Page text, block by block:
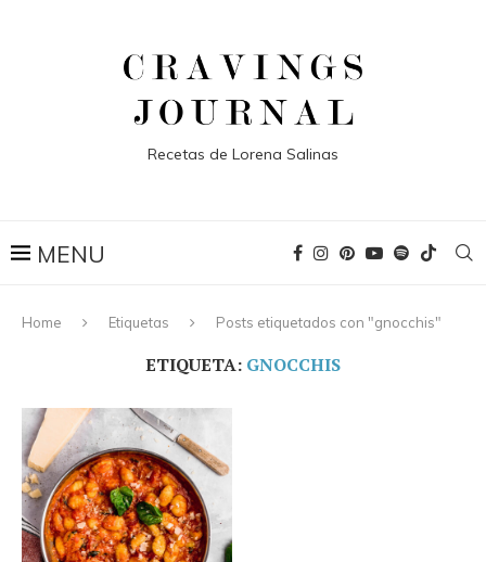
Recetas de Lorena Salinas
Home Etiquetas Posts etiquetados con "gnocchis"
ETIQUETA: GNOCCHIS